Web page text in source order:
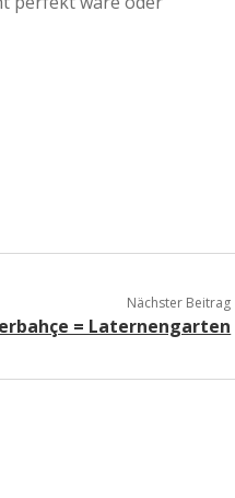
Nächster Beitrag
= Laternengarten